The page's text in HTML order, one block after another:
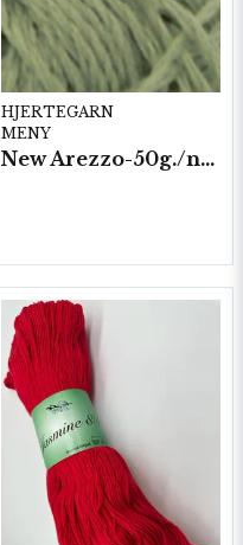
HJERTEGARN
MENY
New Arezzo-50g./nyst. 10 st/fp.